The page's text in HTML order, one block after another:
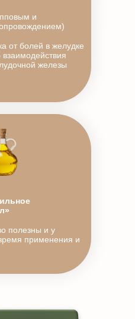
от болей в желудке
взаимодействия
железы
и
полезны и у
применения и